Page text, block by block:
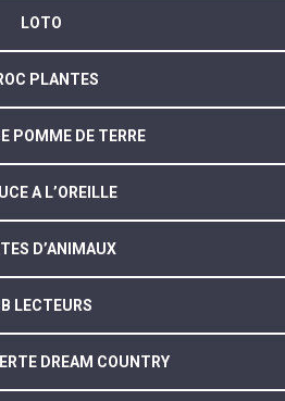
LOTO
PLANTES
POMME DE TERRE
A L’OREILLE
D’ANIMAUX
LECTEURS
DREAM COUNTRY